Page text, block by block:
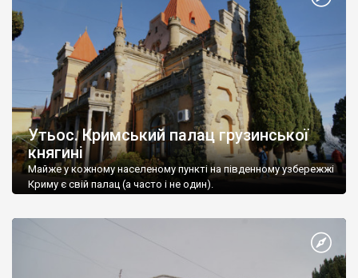
Утьос. Кримський палац грузинської
княгині
Майже у кожному населеному пункті на південному узбережжі
Криму є свій палац (а часто і не один).